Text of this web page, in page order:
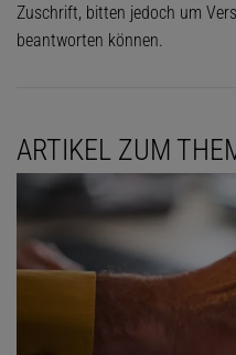
Zuschrift, bitten jedoch um
beantworten können.
ARTIKEL ZUM